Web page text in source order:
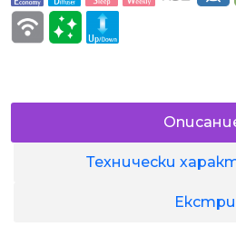
Технически
Екстри